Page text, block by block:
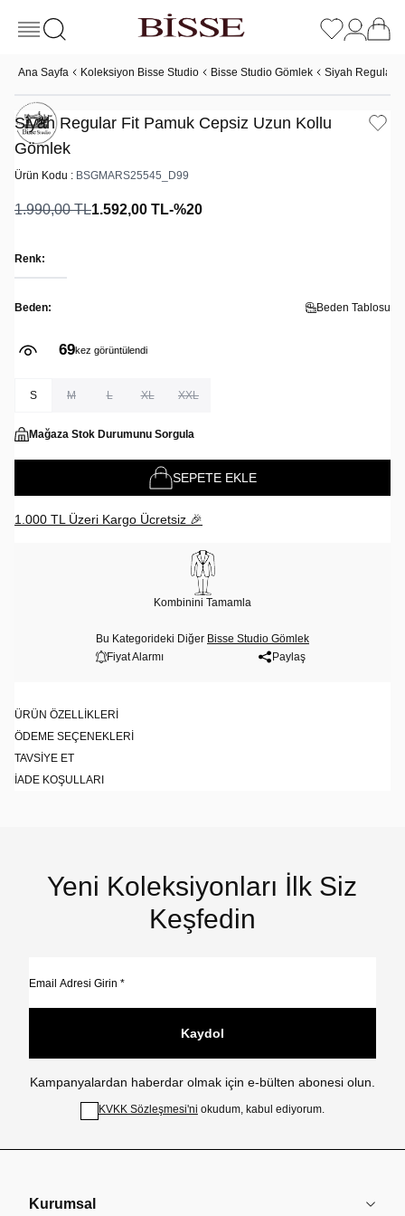
Ana Sayfa Koleksiyon Bisse Studio Bisse Studio Gömlek Siyah Regular
Siyah Regular Fit Pamuk Cepsiz Uzun Kollu
Gömlek
Ürün Kodu : BSGMARS25545_D99
1.990,00TL1.592,00 TL-%20
Renk:
Beden: Beden Tablosu
69kez görüntülendi
S M L XL XXL
Mağaza Stok Durumunu Sorgula
SEPETE EKLE
1.000 TL Üzeri Kargo Ücretsiz 🎉
Kombinini Tamamla
Bu Kategorideki Diğer Bisse Studio Gömlek
Fiyat Alarmı
Paylaş
ÜRÜN ÖZELLIKLERI
ÖDEME SEÇENEKLERI
TAVSIYE ET
İADE KOŞULLARI
Yeni Koleksiyonları İlk Siz
Keşfedin
Kaydol
Kampanyalardan haberdar olmak için e-bülten abonesi olun.
KVKK Sözleşmesi'ni okudum, kabul ediyorum.
Kurumsal